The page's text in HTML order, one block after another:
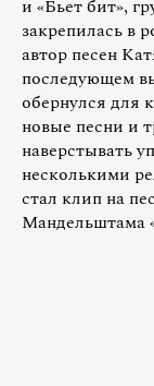
и «Бьет бит»,
закрепилась в
автор песен
последующем
обернулся для
новые песни и
наверстывать
несколькими
стал клип на
Мандельштама